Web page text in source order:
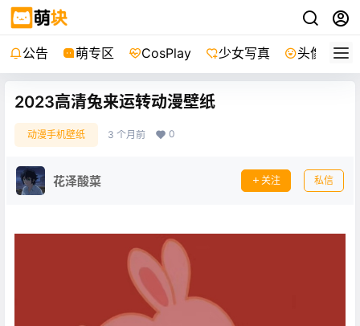
公告 萌专区 CosPlay 少女写真 头像
2023高清兔来运转动漫壁纸
动漫手机壁纸 3 个月前 0
花泽酸菜 关注 私信